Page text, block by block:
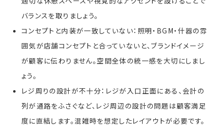
バランスを取りましょう。
コンセプトと内装が一致していない：照明・BGM・什器の雰
囲気が店舗コンセプトと合っていないと、ブランドイメージ
が顧客に伝わりません。空間全体の統一感を大切にしまし
ょう。
レジ周りの設計が不十分：レジが入口正面にある、会計の
列が通路をふさぐなど、レジ周辺の設計の問題は顧客満足
度に直結します。混雑時を想定したレイアウトが必要です。